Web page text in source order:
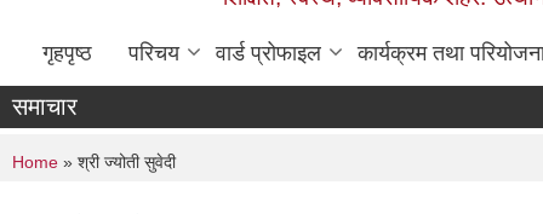
गृहपृष्ठ परिचय वार्ड प्रोफाइल कार्यक्रम तथा
समाचार
You are here
Home » श्री ज्योती सुवेदी